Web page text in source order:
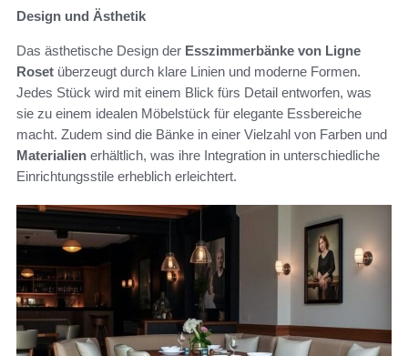
Design und Ästhetik
Das ästhetische Design der Esszimmerbänke von Ligne
Roset überzeugt durch klare Linien und moderne Formen.
Jedes Stück wird mit einem Blick fürs Detail entworfen, was
sie zu einem idealen Möbelstück für elegante Essbereiche
macht. Zudem sind die Bänke in einer Vielzahl von Farben und
Materialien erhältlich, was ihre Integration in unterschiedliche
Einrichtungsstile erheblich erleichtert.